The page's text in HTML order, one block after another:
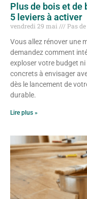
Plus de bois et de
5 leviers à activer
vendredi 29 mai
Pas
Vous allez rénover une
demandez comment
exploser votre budget
concrets à envisager
dès le lancement de
durable.
Lire plus »